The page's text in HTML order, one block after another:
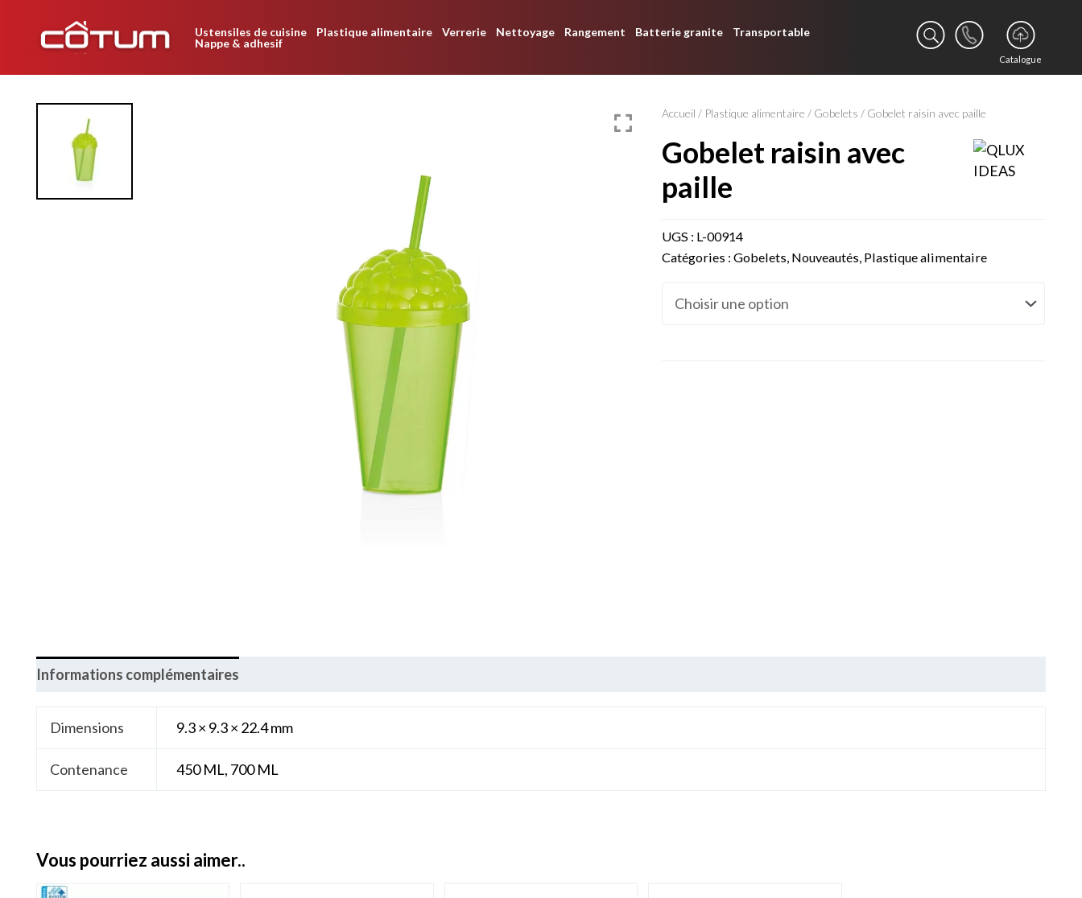
Ustensiles de cuisine Plastique alimentaire Verrerie Nettoyage Rangement Batterie granite
Transportable
Nappe & adhesif
Catalogue
Accueil / Plastique alimentaire / Gobelets / Gobelet raisin avec paille
gobelet raisin avec
paille
UGS : L-00914
Catégories :Gobelets, Nouveautés, Plastique alimentaire
Informations complémentaires
Dimensions 9.3 × 9.3 × 22.4 mm
Contenance 450 ML, 700 ML
vous pourriez aussi aimer..